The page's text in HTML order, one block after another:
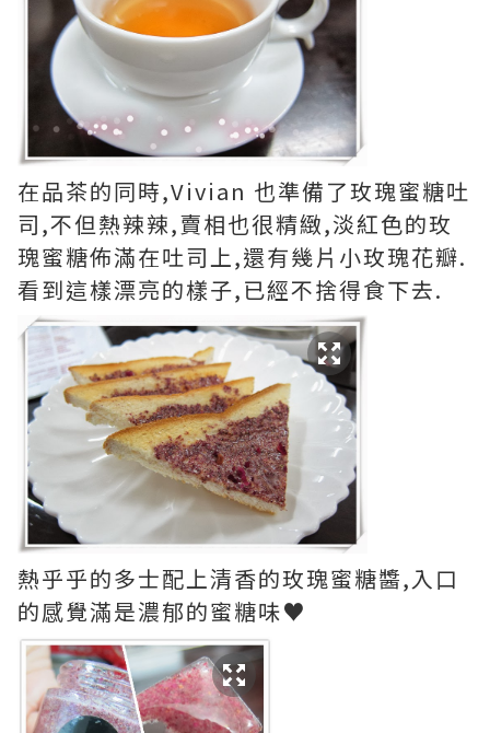
在品茶的同時,Vivian 也準備了玫瑰蜜糖吐
司,不但熱辣辣,賣相也很精緻,淡紅色的玫
瑰蜜糖佈滿在吐司上,還有幾片小玫瑰花瓣.
看到這樣漂亮的樣子,已經不捨得食下去.
熱乎乎的多士配上清香的玫瑰蜜糖醬,入口
的感覺滿是濃郁的蜜糖味♥